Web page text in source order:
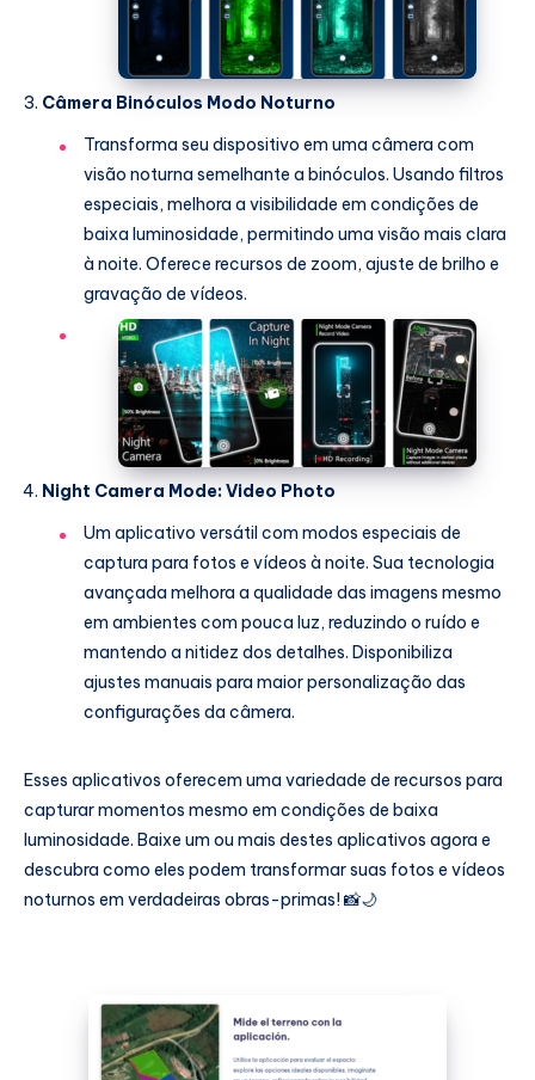
Câmera Binóculos Modo Noturno
Transforma seu dispositivo em uma câmera com
visão noturna semelhante a binóculos. Usando filtros
especiais, melhora a visibilidade em condições de
baixa luminosidade, permitindo uma visão mais clara
à noite. Oferece recursos de zoom, ajuste de brilho e
gravação de vídeos.
Night Camera Mode: Video Photo
Um aplicativo versátil com modos especiais de
captura para fotos e vídeos à noite. Sua tecnologia
avançada melhora a qualidade das imagens mesmo
em ambientes com pouca luz, reduzindo o ruído e
mantendo a nitidez dos detalhes. Disponibiliza
ajustes manuais para maior personalização das
configurações da câmera.
Esses aplicativos oferecem uma variedade de recursos para
capturar momentos mesmo em condições de baixa
luminosidade. Baixe um ou mais destes aplicativos agora e
descubra como eles podem transformar suas fotos e vídeos
noturnos em verdadeiras obras-primas! 📸🌙